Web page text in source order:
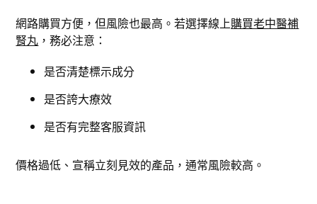
網路購買方便，但風險也最高。若選擇線上購買老中醫補
腎丸 ，務必注意：
是否清楚標示成分
是否誇大療效
是否有完整客服資訊
價格過低、宣稱立刻見效的產品，通常風險較高。